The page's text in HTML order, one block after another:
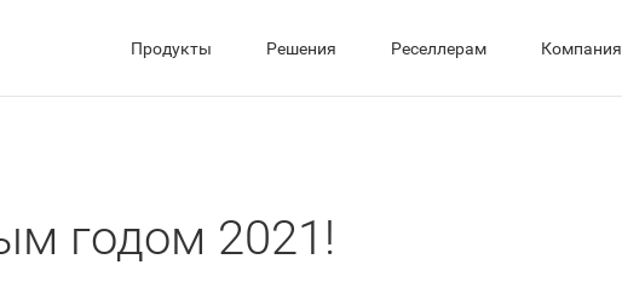
Продукты Решения Реселлерам Компания
годом 2021!